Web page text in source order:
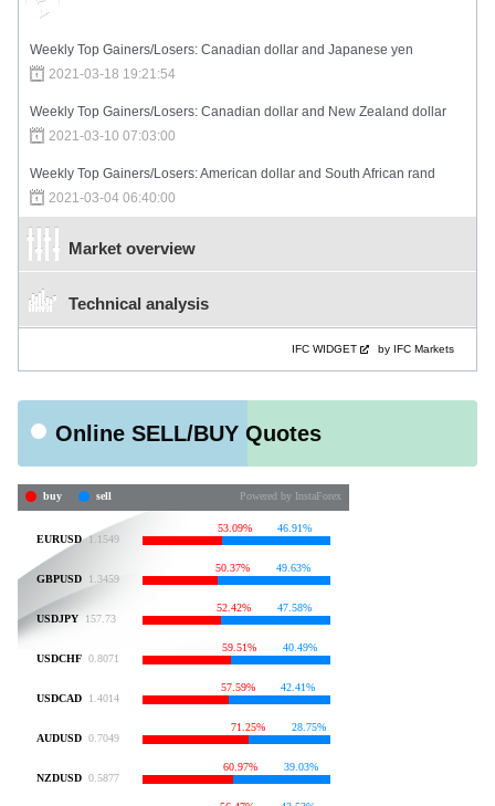
Weekly Top Gainers/Losers: Canadian dollar and Japanese yen
2021-03-18 19:21:54
Weekly Top Gainers/Losers: Canadian dollar and New Zealand dollar
2021-03-10 07:03:00
Weekly Top Gainers/Losers: American dollar and South African rand
2021-03-04 06:40:00
Market overview
Technical analysis
IFC WIDGET by IFC Markets
Online SELL/BUY Quotes